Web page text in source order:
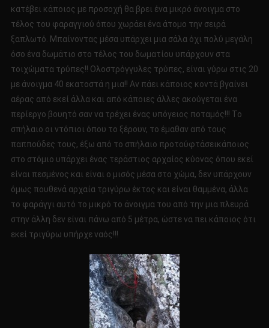
κατέβει κάποιος με προσοχή θα βρει ένα μικρό άνοιγμα στο
τέλος του φαραγγιού όπου χωράει ένα άτομο την σειρά
ξαπλωτό. Μπαίνοντας μέσα υπάρχει μια σάλα όχι πολύ μεγάλη
όσο ένα δωμάτιο στο τέλος του δωματίου υπάρχουν στα
τοιχώματα τρύπες!! Ολοστρόγγυλες τρύπες, είναι γύρω στις 20
με άνοιγμα 40 εκατοστά η μια!! Αν πάει κάποιος κοντά βγαίνει
αέρας από εκεί άλλα και από κάποιες άλλες ακούγεται ένα
περίεργο βουητό σαν να τρέχει ένας υπόγειος ποταμός!!! Το
σπήλαιο οι ντόπιοι όπου το ξέρουν, το έμαθαν από τους
παππούδες τους, έξω από το σπήλαιο προτούφτάσεικάποιος
στο στόμιο υπάρχει ένας τεράστιος αρχαίος κύονας όπου εκεί
είναι πεσμένος και είναι ο μισός μέσα στο χώμα, δεν υπάρχουν
όμως πουθενά αρχαία τριγύρω έκτος και είναι θαμμένα, άλλα
το φαράγγι αυτό το μικρό το άνοιγμα του από την μια πλευρά
στην άλλη δεν είναι πάνω από 5 μέτρα, ώστε να πει κάποιος ότι
εκεί τριγύρω υπήρχε ναός!!!